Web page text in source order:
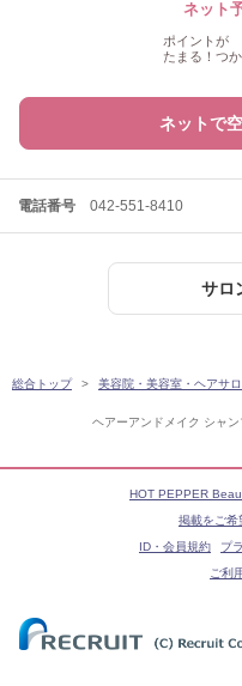
ヘアーアンドメイク シャ
ネット
ポイントが
たまる！つか
ネットで
電話番号 042-551-8410
サロ
総合トップ 美容院・美容室・ヘアサ
HOT PEPPER
掲載をご希
ID・会員規約
プ
ご利